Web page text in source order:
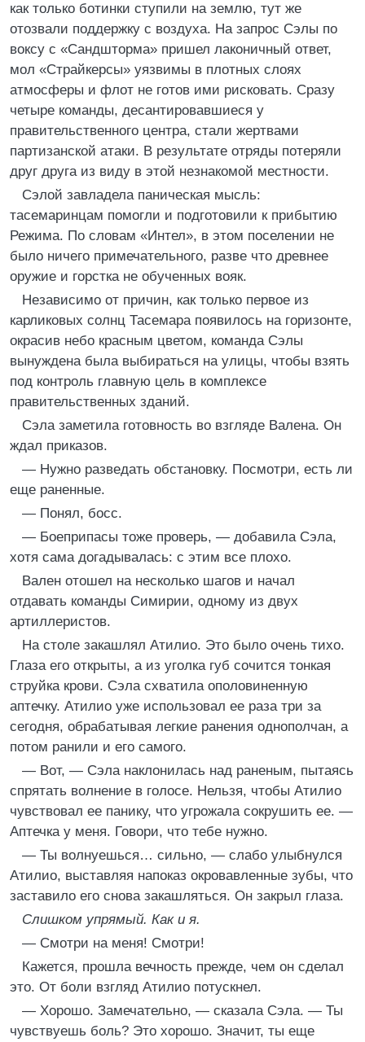
как только ботинки ступили на землю, тут же
отозвали поддержку с воздуха. На запрос Сэлы по
воксу с «Сандшторма» пришел лаконичный ответ,
мол «Страйкерсы» уязвимы в плотных слоях
атмосферы и флот не готов ими рисковать. Сразу
четыре команды, десантировавшиеся у
правительственного центра, стали жертвами
партизанской атаки. В результате отряды потеряли
друг друга из виду в этой незнакомой местности.
Сэлой завладела паническая мысль:
тасемаринцам помогли и подготовили к прибытию
Режима. По словам «Интел», в этом поселении не
было ничего примечательного, разве что древнее
оружие и горстка не обученных вояк.
Независимо от причин, как только первое из
карликовых солнц Тасемара появилось на горизонте,
окрасив небо красным цветом, команда Сэлы
вынуждена была выбираться на улицы, чтобы взять
под контроль главную цель в комплексе
правительственных зданий.
Сэла заметила готовность во взгляде Валена. Он
ждал приказов.
— Нужно разведать обстановку. Посмотри, есть ли
еще раненные.
— Понял, босс.
— Боеприпасы тоже проверь, — добавила Сэла,
хотя сама догадывалась: с этим все плохо.
Вален отошел на несколько шагов и начал
отдавать команды Симирии, одному из двух
артиллеристов.
На столе закашлял Атилио. Это было очень тихо.
Глаза его открыты, а из уголка губ сочится тонкая
струйка крови. Сэла схватила ополовиненную
аптечку. Атилио уже использовал ее раза три за
сегодня, обрабатывая легкие ранения однополчан, а
потом ранили и его самого.
— Вот, — Сэла наклонилась над раненым, пытаясь
спрятать волнение в голосе. Нельзя, чтобы Атилио
чувствовал ее панику, что угрожала сокрушить ее. —
Аптечка у меня. Говори, что тебе нужно.
— Ты волнуешься… сильно, — слабо улыбнулся
Атилио, выставляя напоказ окровавленные зубы, что
заставило его снова закашляться. Он закрыл глаза.
Слишком упрямый. Как и я.
— Смотри на меня! Смотри!
Кажется, прошла вечность прежде, чем он сделал
это. От боли взгляд Атилио потускнел.
— Хорошо. Замечательно, — сказала Сэла. — Ты
чувствуешь боль? Это хорошо. Значит, ты еще